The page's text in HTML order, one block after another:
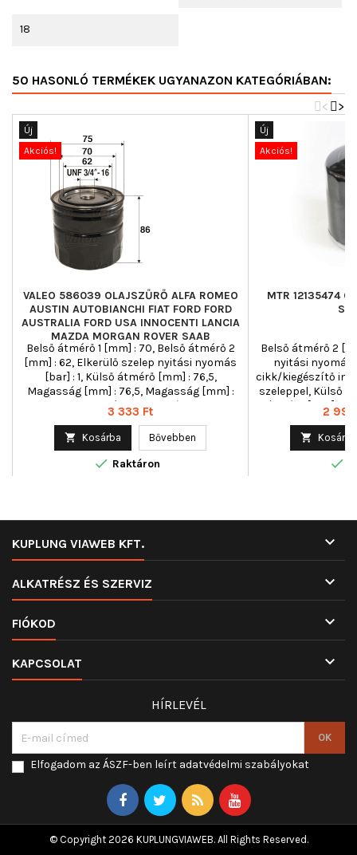
18
50 HASONLÓ TERMÉKEK UGYANAZON KATEGÓRIÁBAN:
>
<
Új
Akciós!
VALEO 586039 OLAJSZŰRŐ ALFA ROMEO
AUSTIN AUTOBIANCHI FIAT FORD FORD
AUSTRALIA FORD USA INNOCENTI LANCIA
MAZDA MORGAN ROVER SAAB
Belső átmérő 1 [mm] : 70, Belső átmérő 2
[mm] : 62, Elkerülő szelep nyitási nyomás
[bar] : 1, Külső átmérő [mm] : 76,5,
Magasság [mm] : 76,5, Magasság [mm] :
86, Menetméret : "UNF 3/4""-16",
Menetméret : UNF 3/4" -16, Szűrő kivitel :
Felcsavarható szűrő, Tömeg [kg] : 0,28
Ár
3 333 Ft
 Kosárba Bővebben
 Raktáron
Új
Akciós!
MTR 12135474
Belső átmérő 2
nyitási nyomás
cikk/kiegészítő
szeleppel, Külső
átmérő [mm] :
Menetméret : 3/
Ár
2
 Kosárba

KUPLUNG VIAWEB KFT. 
ALKATRÉSZ ÉS SZERVIZ 
FIÓKOD 
KAPCSOLAT 
HÍRLEVÉL
Elfogadom az ÁSZF-ben leírt adatvédelmi szabályokat
© Copyright 2026 KUPLUNGVIAWEB. All Rights Reserved.